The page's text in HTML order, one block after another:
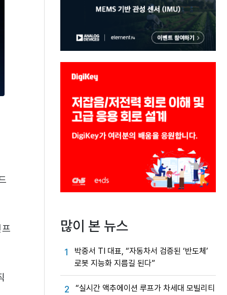
많이 본 뉴스
1
박중서 TI 대표, “자동차서 검증된 ‘반도체’
로봇 지능화 지름길 된다”
2
“실시간 액추에이션 루프가 차세대 모빌리티